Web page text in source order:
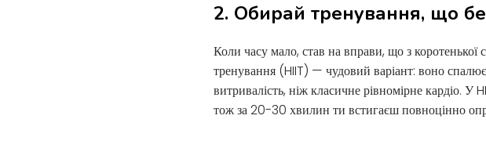
2. Обирай тренування, що
Коли часу мало, став на вправи, що з коротенької
тренування (HIIT) — чудовий варіант: воно
витривалість, ніж класичне рівномірне кардіо. У
тож за 20-30 хвилин ти встигаєш повноцінно